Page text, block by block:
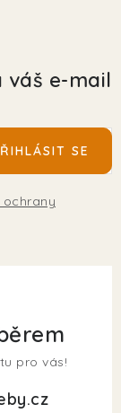
e-mail
SE
pro vás!